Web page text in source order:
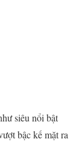
siêu nổi bật
bậc kế mặt ra